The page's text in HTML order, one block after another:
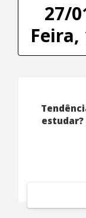
27/
Feira,
estudar?